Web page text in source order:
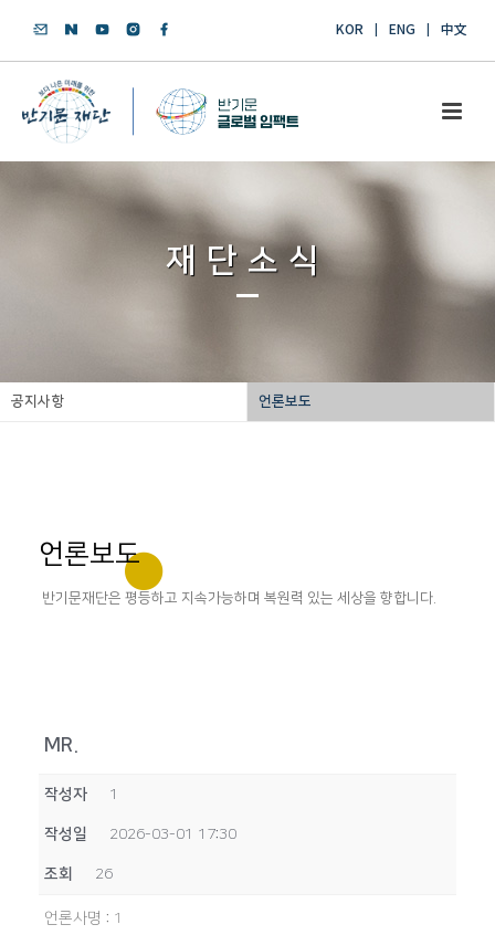
KOR ENG 中文
재단소식
공지사항 언론보도
언론보도
반기문재단은 평등하고 지속가능하며 복원력 있는 세상을 향합니다.
MR.
작성자 1
작성일 2026-03-01 17:30
조회 26
언론사명 : 1